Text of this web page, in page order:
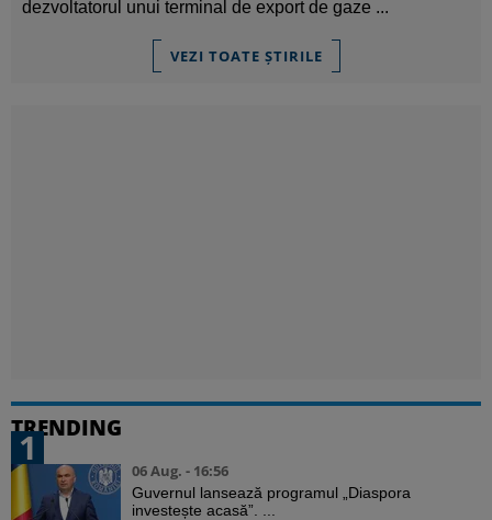
dezvoltatorul unui terminal de export de gaze ...
VEZI TOATE ȘTIRILE
TRENDING
1
06 Aug. - 16:56
Guvernul lansează programul „Diaspora
investește acasă”. ...